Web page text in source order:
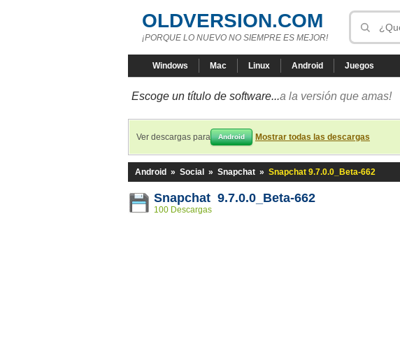
OLDVERSION.COM
¡PORQUE LO NUEVO NO SIEMPRE ES MEJOR!
Windows Mac Linux Android Juegos
Escoge un título de software...a la versión que amas!
Ver descargas para Android Mostrar todas las descargas
Android » Social » Snapchat » Snapchat 9.7.0.0_Beta-662
Snapchat 9.7.0.0_Beta-662
100 Descargas